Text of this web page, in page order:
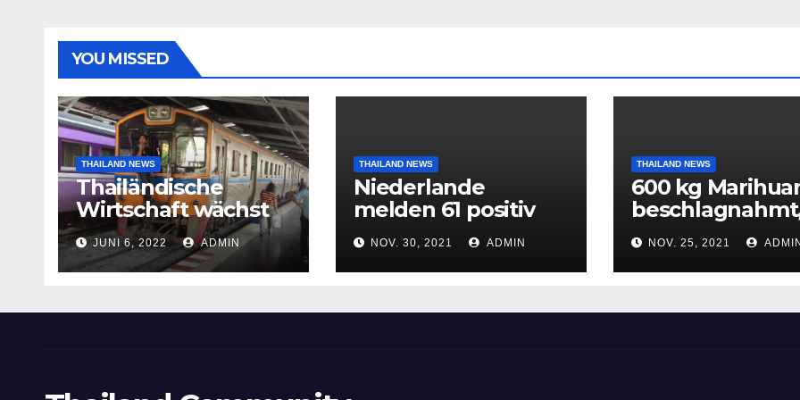
YOU MISSED
THAILAND NEWS
Thailändische
Wirtschaft wächst
im ersten Quartal
2022 nach Corona-
Einbruch
JUNI 6, 2022 ADMIN
THAILAND NEWS
Niederlande
melden 61 positiv
auf Corona
getestete
Flugpassagiere aus
NOV. 30, 2021 ADMIN
THAILAND NEWS
600 kg
fünf
festgenommen
NOV. 25, 2021 ADMIN